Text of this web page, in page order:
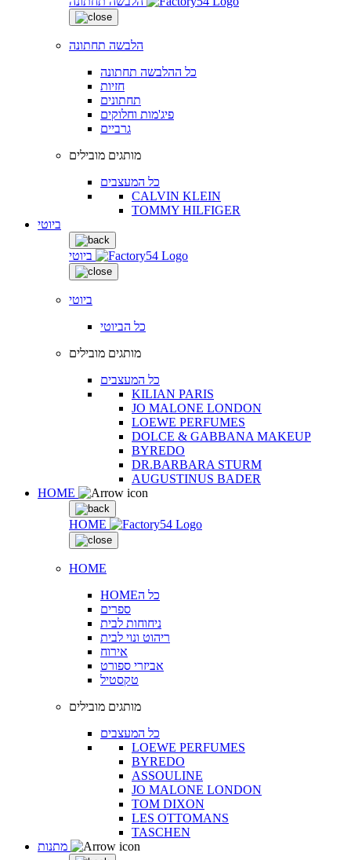
הלבשה תחתונה
כל ההלבשה תחתונה
חזיות
תחתונים
פיג'מות וחלוקים
גרביים
מותגים מובילים
כל המעצבים
CALVIN KLEIN
TOMMY HILFIGER
ביוטי
ביוטי
ביוטי
כל הביוטי
מותגים מובילים
כל המעצבים
KILIAN PARIS
JO MALONE LONDON
LOEWE PERFUMES
DOLCE & GABBANA MAKEUP
BYREDO
DR.BARBARA STURM
AUGUSTINUS BADER
HOME
HOME
HOME
HOMEכל ה
ספרים
ניחוחות לבית
ריהוט ונוי לבית
אירוח
אביזרי ספורט
טקסטיל
מותגים מובילים
כל המעצבים
LOEWE PERFUMES
BYREDO
ASSOULINE
JO MALONE LONDON
TOM DIXON
LES OTTOMANS
TASCHEN